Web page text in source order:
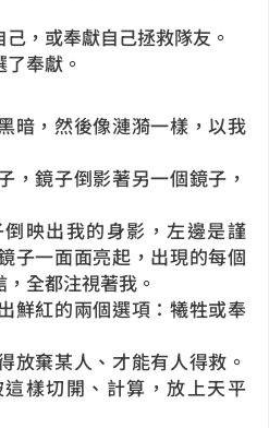
，或奉獻自己拯救隊友。
奉獻。
，然後像漣漪一樣，以我
鏡子倒影著另一個鏡子，
映出我的身影，左邊是謹
子一面面亮起，出現的每個
全都注視著我。
紅的兩個選項：犧牲或奉
棄某人、才能有人得救。
樣切開、計算，放上天平